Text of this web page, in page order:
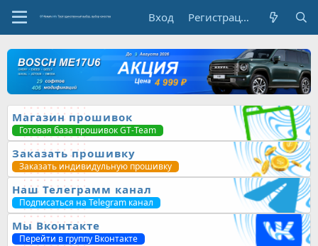
Вход Регистрация
Магазин прошивок
Готовая база прошивок GT-Team
Заказать прошивку
Заказать индивидульную прошивку
Наш Телеграмм канал
Подписаться на Telegram канал
Мы Вконтакте
Перейти в группу Вконтакте